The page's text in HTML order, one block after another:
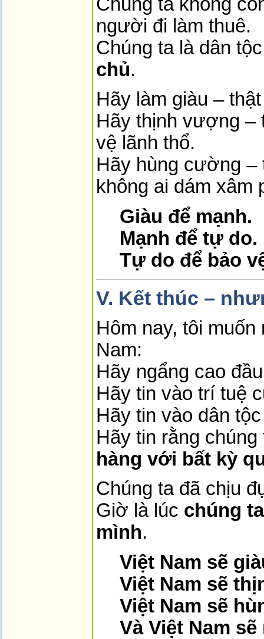
người đi làm thuê.
Chúng ta là dân
chủ.
Hãy làm giàu –
Hãy thịnh vượng –
vệ lãnh thổ.
Hãy hùng cường
không ai dám xâm
Giàu để mạnh.
Mạnh để tự do.
Tự do để bảo
V. Kết thúc –
Hôm nay, tôi
Nam:
Hãy ngẩng cao
Hãy tin vào trí tuệ
Hãy tin vào dân
Hãy tin rằng
hàng với bất kỳ
Chúng ta đã chịu
Giờ là lúc chúng
mình.
Việt Nam sẽ
Việt Nam sẽ
Việt Nam sẽ
Và Việt Nam